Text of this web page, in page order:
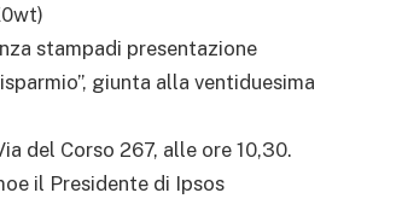
stampadi presentazione
giunta alla ventiduesima
del Corso 267, alle ore 10,30.
il Presidente di Ipsos